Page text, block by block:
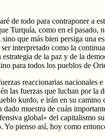
de todo para contraponer a
Turquía, como en el pasado,
que más bien persiga una
interpretado como la
de la paz y de la
para todos los pueblos de
reaccionarias nacionales
las fuerzas que luchan por la
kurdo, e irán en su
dado muestra de cuán
global» del capitalismo
Yo pienso así, hoy como